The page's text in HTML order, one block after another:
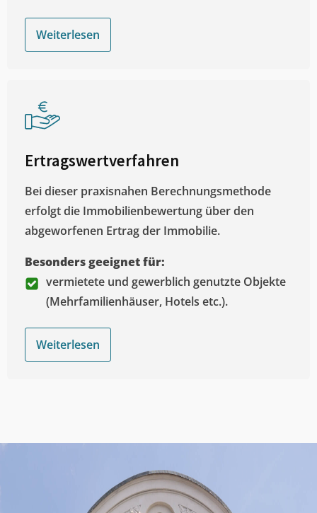
Weiterlesen
Ertragswertverfahren
Bei dieser praxisnahen Berechnungsmethode
erfolgt die Immobilienbewertung über den
abgeworfenen Ertrag der Immobilie.
Besonders geeignet für:
vermietete und gewerblich genutzte Objekte
(Mehrfamilienhäuser, Hotels etc.).
Weiterlesen